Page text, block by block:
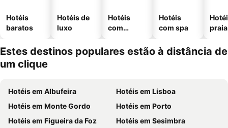
Hotéis
baratos
Hotéis de
luxo
Hotéis
com
Hotéis
com spa
praia
Estes destinos populares estão à distância de
um clique
Hotéis em Albufeira
Hotéis em Lisboa
Hotéis em Monte Gordo
Hotéis em Porto
Hotéis em Figueira da Foz
Hotéis em Sesimbra